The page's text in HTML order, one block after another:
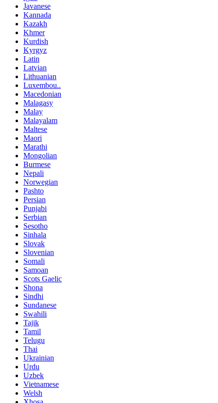
Javanese
Kannada
Kazakh
Khmer
Kurdish
Kyrgyz
Latin
Latvian
Lithuanian
Luxembou..
Macedonian
Malagasy
Malay
Malayalam
Maltese
Maori
Marathi
Mongolian
Burmese
Nepali
Norwegian
Pashto
Persian
Punjabi
Serbian
Sesotho
Sinhala
Slovak
Slovenian
Somali
Samoan
Scots Gaelic
Shona
Sindhi
Sundanese
Swahili
Tajik
Tamil
Telugu
Thai
Ukrainian
Urdu
Uzbek
Vietnamese
Welsh